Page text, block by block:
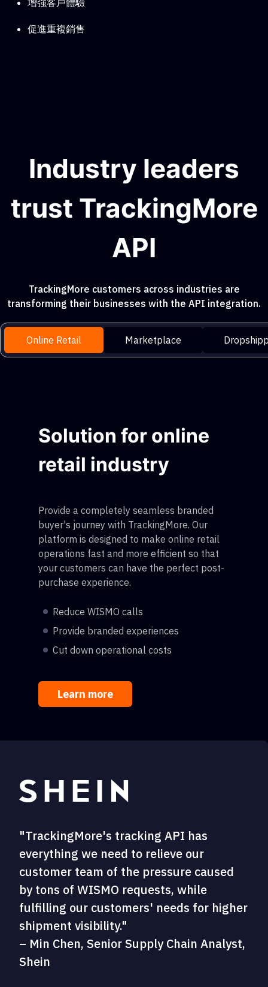
增強客戶體驗
促進重複銷售
Industry leaders
trust TrackingMore
API
TrackingMore customers across industries are
transforming their businesses with the API integration.
Online Retail Marketplace
Solution for online
retail industry
Provide a completely seamless branded
buyer's journey with TrackingMore. Our
platform is designed to make online retail
operations fast and more efficient so that
your customers can have the perfect post-
purchase experience.
Reduce WISMO calls
Provide branded experiences
Cut down operational costs
Learn more
"TrackingMore's tracking API has
everything we need to relieve our
customer team of the pressure caused
by tons of WISMO requests, while
fulfilling our customers' needs for higher
shipment visibility."
– Min Chen, Senior Supply Chain Analyst,
Shein